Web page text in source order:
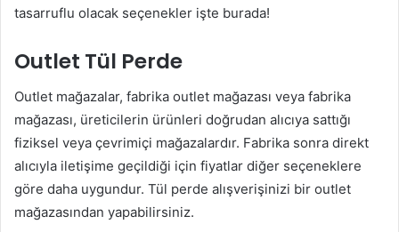
tasarruflu olacak seçenekler işte burada!
Outlet Tül Perde
Outlet mağazalar, fabrika outlet mağazası veya fabrika
mağazası, üreticilerin ürünleri doğrudan alıcıya sattığı
fiziksel veya çevrimiçi mağazalardır. Fabrika sonra direkt
alıcıyla iletişime geçildiği için fiyatlar diğer seçeneklere
göre daha uygundur. Tül perde alışverişinizi bir outlet
mağazasından yapabilirsiniz.